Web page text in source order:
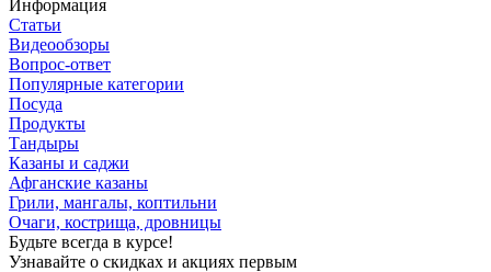
Информация
Статьи
Видеообзоры
Вопрос-ответ
Популярные категории
Посуда
Продукты
Тандыры
Казаны и саджи
Афганские казаны
Грили, мангалы, коптильни
Очаги, кострища, дровницы
Будьте всегда в курсе!
Узнавайте о скидках и акциях первым